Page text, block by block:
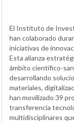
El Instituto de
han colaborado
iniciativas de
Esta alianza
ámbito científico-
desarrollando
materiales,
han movilizado 39
transferencia
multidisciplinares